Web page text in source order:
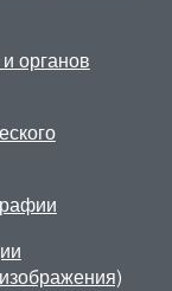
органов